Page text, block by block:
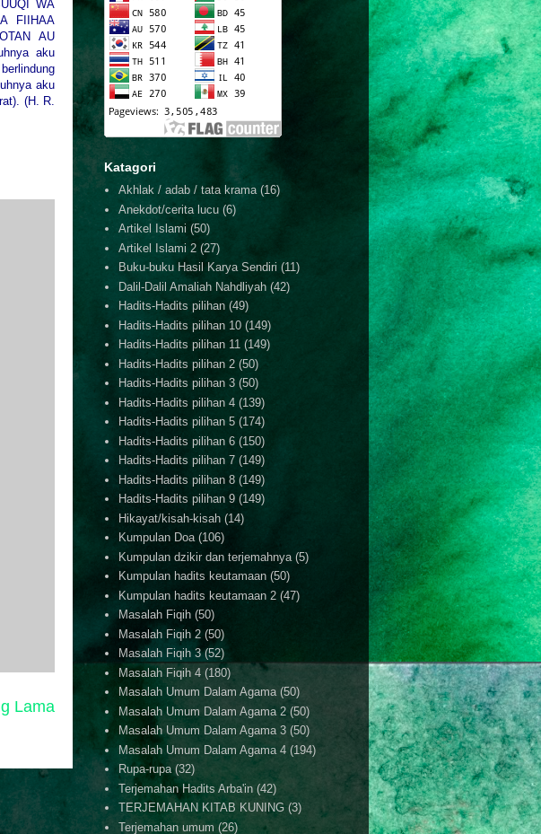
WA
FIIHAA
AU
aku
aku
(H. R.
Lama
Katagori
Akhlak / adab / tata krama (16)
Anekdot/cerita lucu (6)
Artikel Islami (50)
Artikel Islami 2 (27)
Buku-buku Hasil Karya Sendiri (11)
Dalil-Dalil Amaliah Nahdliyah (42)
Hadits-Hadits pilihan (49)
Hadits-Hadits pilihan 10 (149)
Hadits-Hadits pilihan 11 (149)
Hadits-Hadits pilihan 2 (50)
Hadits-Hadits pilihan 3 (50)
Hadits-Hadits pilihan 4 (139)
Hadits-Hadits pilihan 5 (174)
Hadits-Hadits pilihan 6 (150)
Hadits-Hadits pilihan 7 (149)
Hadits-Hadits pilihan 8 (149)
Hadits-Hadits pilihan 9 (149)
Hikayat/kisah-kisah (14)
Kumpulan Doa (106)
Kumpulan dzikir dan terjemahnya (5)
Kumpulan hadits keutamaan (50)
Kumpulan hadits keutamaan 2 (47)
Masalah Fiqih (50)
Masalah Fiqih 2 (50)
Masalah Fiqih 3 (52)
Masalah Fiqih 4 (180)
Masalah Umum Dalam Agama (50)
Masalah Umum Dalam Agama 2 (50)
Masalah Umum Dalam Agama 3 (50)
Masalah Umum Dalam Agama 4 (194)
Rupa-rupa (32)
Terjemahan Hadits Arba'in (42)
TERJEMAHAN KITAB KUNING (3)
Terjemahan umum (26)